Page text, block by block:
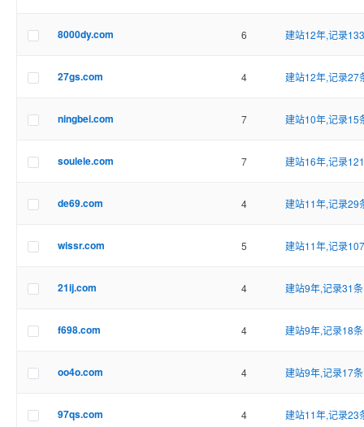
8000dy.com 6 建站12年,记录
27gs.com 4 建站12年,记录27
ningbei.com 7 建站10年,记录15
soulele.com 7 建站16年,记录
de69.com 4 建站11年,记录29
wissr.com 5 建站11年,记录
21ij.com 4 建站9年,记录31条
f698.com 4 建站9年,记录18条
oo4o.com 4 建站9年,记录17条
97qs.com 4 建站11年,记录23